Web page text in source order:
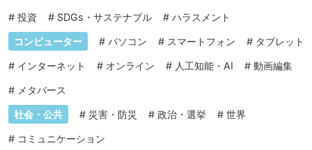
# 投資 # SDGs・サステナブル # ハラスメント
コンピューター # パソコン # スマートフォン # タブレット
# インターネット # オンライン # 人工知能・AI # 動画編集
# メタバース
社会・公共 # 災害・防災 # 政治・選挙 # 世界
# コミュニケーション